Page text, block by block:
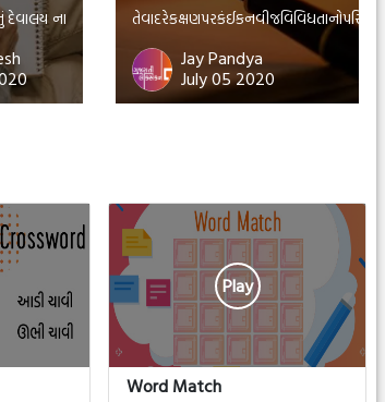
ના
સામે એક
બનાવી,
બેસાડી, ને
જાણેકેએમાંએકઅલગજધરોહરહોય.!
કેહુંચાલ્યોતોહઈશ, પણક્યારેય
પાણીપીધુંહશે , પણ
કેમનથીનિહાળ્યું!
મારાહૃદયનીઅંદરઝાંખવાનોપ્રયાસતોકર્યોછે;
‘મનનીમાલીપા’જોવાનોપ્રયત્નકેમનથીકર્યો!;
આવીજરીતેઘણુંબધુંકર્યુંછે, પણ
કહેવાયછેકે,
પણમજાનીવાતતોએછે,
Jay Pandya
July 05 2020
Play
Word Match